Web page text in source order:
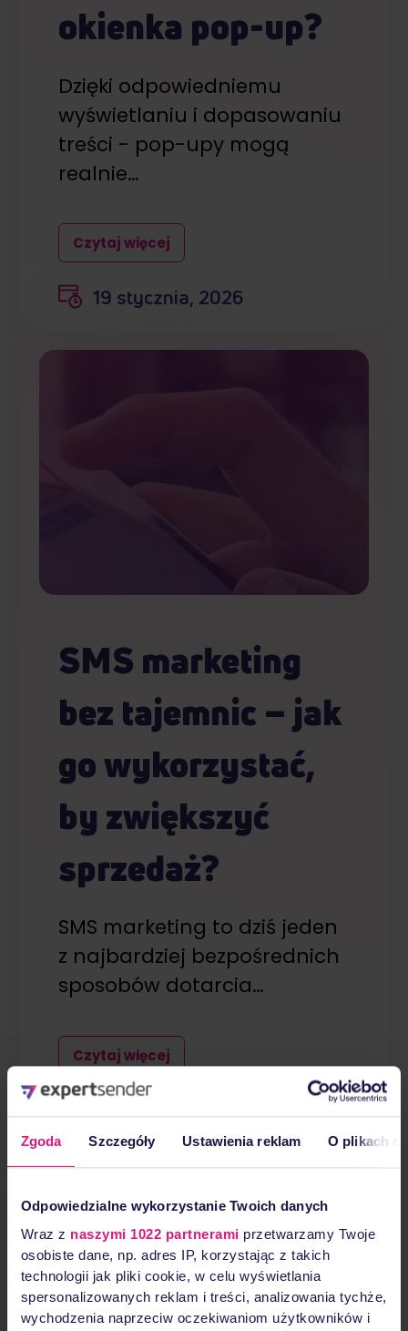
Zgoda Szczegóły Ustawienia reklam O plikach
Odpowiedzialne wykorzystanie Twoich danych
Wraz z naszymi 1022 partnerami przetwarzamy Twoje
osobiste dane, np. adres IP, korzystając z takich
technologii jak pliki cookie, w celu wyświetlania
spersonalizowanych reklam i treści, analizowania tychże,
wychodzenia naprzeciw oczekiwaniom użytkowników i
okienka pop-up?
Dzięki odpowiedniemu
wyświetlaniu i dopasowaniu
treści - pop-upy mogą
realnie…
Czytaj więcej
19 stycznia, 2026
SMS marketing
bez tajemnic – jak
go wykorzystać,
by zwiększyć
sprzedaż?
SMS marketing to dziś jeden
z najbardziej bezpośrednich
sposobów dotarcia…
Czytaj więcej